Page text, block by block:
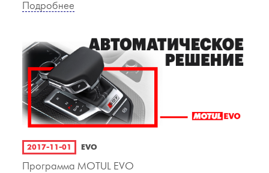
Подробнее
2017-11-01 EVO
Программа MOTUL EVO